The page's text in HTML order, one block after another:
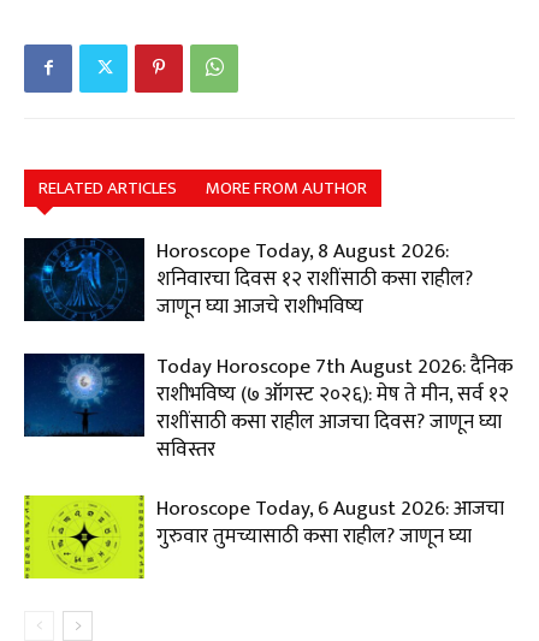
RELATED ARTICLES MORE FROM AUTHOR
Horoscope Today, 8 August 2026:
शनिवारचा दिवस १२ राशींसाठी कसा राहील?
जाणून घ्या आजचे राशीभविष्य
Today Horoscope 7th August 2026: दैनिक
राशीभविष्य (७ ऑगस्ट २०२६): मेष ते मीन, सर्व १२
राशींसाठी कसा राहील आजचा दिवस? जाणून घ्या
सविस्तर
Horoscope Today, 6 August 2026: आजचा
गुरुवार तुमच्यासाठी कसा राहील? जाणून घ्या